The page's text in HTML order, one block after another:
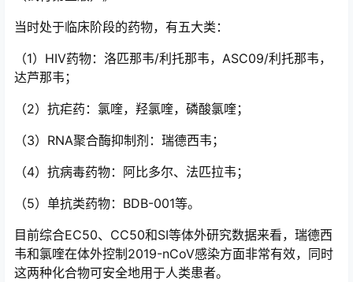
当时处于临床阶段的药物，有五大类：
（1）HIV药物：洛匹那韦/利托那韦，ASC09/利托那韦，
达芦那韦；
（2）抗疟药：氯喹，羟氯喹，磷酸氯喹；
（3）RNA聚合酶抑制剂：瑞德西韦；
（4）抗病毒药物：阿比多尔、法匹拉韦；
（5）单抗类药物：BDB-001等。
目前综合EC50、CC50和SI等体外研究数据来看，瑞德西
韦和氯喹在体外控制2019-nCoV感染方面非常有效，同时
这两种化合物可安全地用于人类患者。